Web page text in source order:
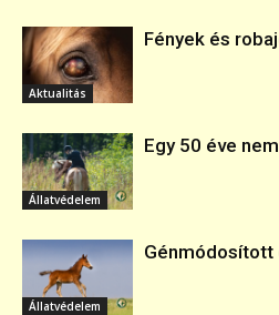
Aktualitás
Fények és
Állatvédelem
Egy 50 éve
Állatvédelem
Génmódosított